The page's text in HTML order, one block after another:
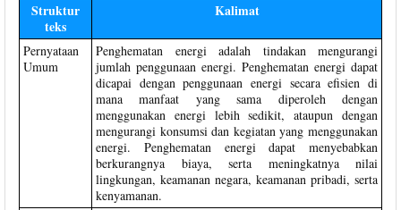
Struktur
teks
Kalimat
Pernyataan
Umum
Penghematan energi adalah tindakan mengurangi
jumlah penggunaan energi. Penghematan energi dapat
dicapai dengan penggunaan energi secara efisien di
mana manfaat yang sama diperoleh dengan
menggunakan energi lebih sedikit, ataupun dengan
mengurangi konsumsi dan kegiatan yang menggunakan
energi. Penghematan energi dapat menyebabkan
berkurangnya biaya, serta meningkatnya nilai
lingkungan, keamanan negara, keamanan pribadi, serta
kenyamanan.